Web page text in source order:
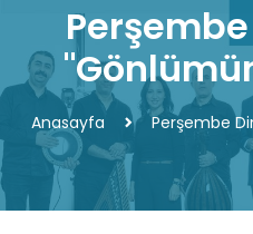
Anasayfa Perşembe